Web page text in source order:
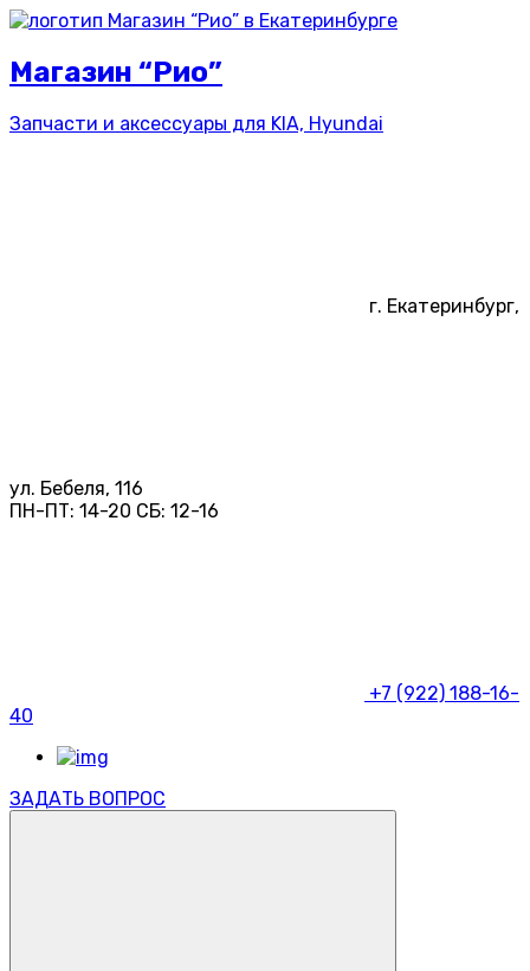
Магазин “Рио”
Запчасти и аксессуары для KIA, Hyundai
г. Екатеринбург,
ул. Бебеля, 116
ПН-ПТ: 14-20 СБ: 12-16
+7 (922) 188-16-
40
ЗАДАТЬ ВОПРОС